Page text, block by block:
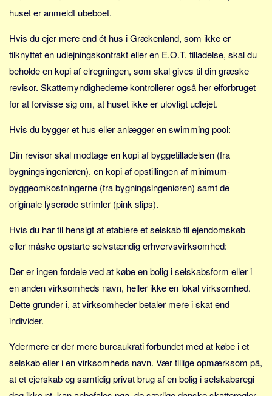
huset er anmeldt ubeboet.
Hvis du ejer mere end ét hus i Grækenland, som ikke er
tilknyttet en udlejningskontrakt eller en E.O.T. tilladelse, skal du
beholde en kopi af elregningen, som skal gives til din græske
revisor. Skattemyndighederne kontrollerer også her elforbruget
for at forvisse sig om, at huset ikke er ulovligt udlejet.
Hvis du bygger et hus eller anlægger en swimming pool:
Din revisor skal modtage en kopi af byggetilladelsen (fra
bygningsingeniøren), en kopi af opstillingen af minimum-
byggeomkostningerne (fra bygningsingeniøren) samt de
originale lyserøde strimler (pink slips).
Hvis du har til hensigt at etablere et selskab til ejendomskøb
eller måske opstarte selvstændig erhvervsvirksomhed:
Der er ingen fordele ved at købe en bolig i selskabsform eller i
en anden virksomheds navn, heller ikke en lokal virksomhed.
Dette grunder i, at virksomheder betaler mere i skat end
individer.
Ydermere er der mere bureaukrati forbundet med at købe i et
selskab eller i en virksomheds navn. Vær tillige opmærksom på,
at et ejerskab og samtidig privat brug af en bolig i selskabsregi